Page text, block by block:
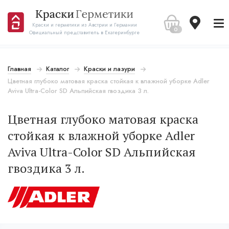
Краски и герметики из Австрии и Германии
Официальный представитель в Екатеринбурге
0
Главная Каталог
Краски и лазури
Цветная глубоко матовая краска стойкая к влажной уборке Adler
Aviva Ultra-Color SD Альпийская гвоздика 3 л.
Цветная глубоко матовая краска
стойкая к влажной уборке Adler
Aviva Ultra-Color SD Альпийская
гвоздика 3 л.